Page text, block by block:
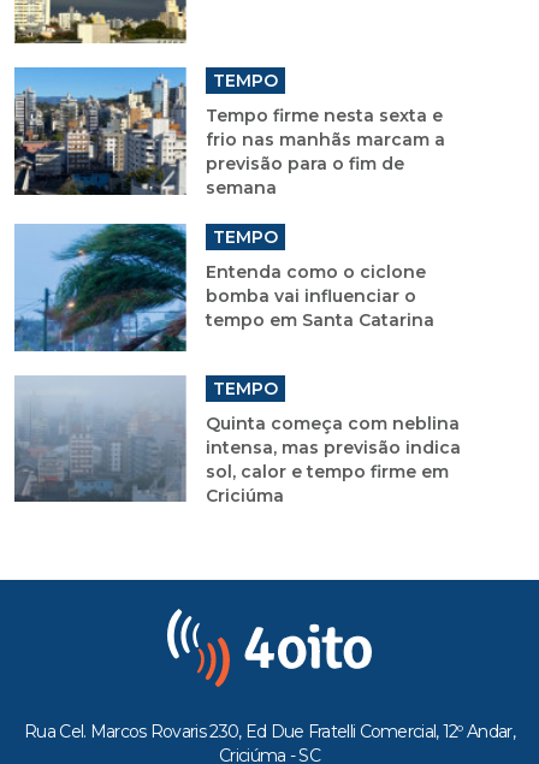
TEMPO
Tempo firme nesta sexta e
frio nas manhãs marcam a
previsão para o fim de
semana
TEMPO
Entenda como o ciclone
bomba vai influenciar o
tempo em Santa Catarina
TEMPO
Quinta começa com neblina
intensa, mas previsão indica
sol, calor e tempo firme em
Criciúma
Rua Cel. Marcos Rovaris 230, Ed Due Fratelli Comercial, 12º Andar,
Criciúma - SC